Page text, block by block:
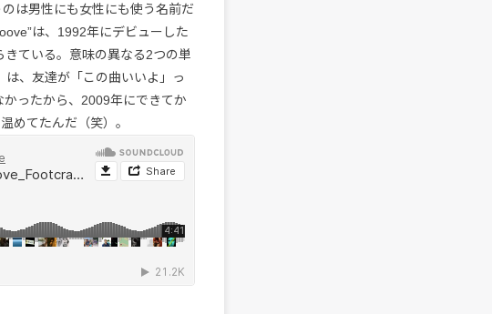
は男性にも女性にも使う名前だ
は、1992年にデビューした
ている。意味の異なる2つの単
、友達が「この曲いいよ」っ
ったから、2009年にできてか
めてたんだ（笑）。